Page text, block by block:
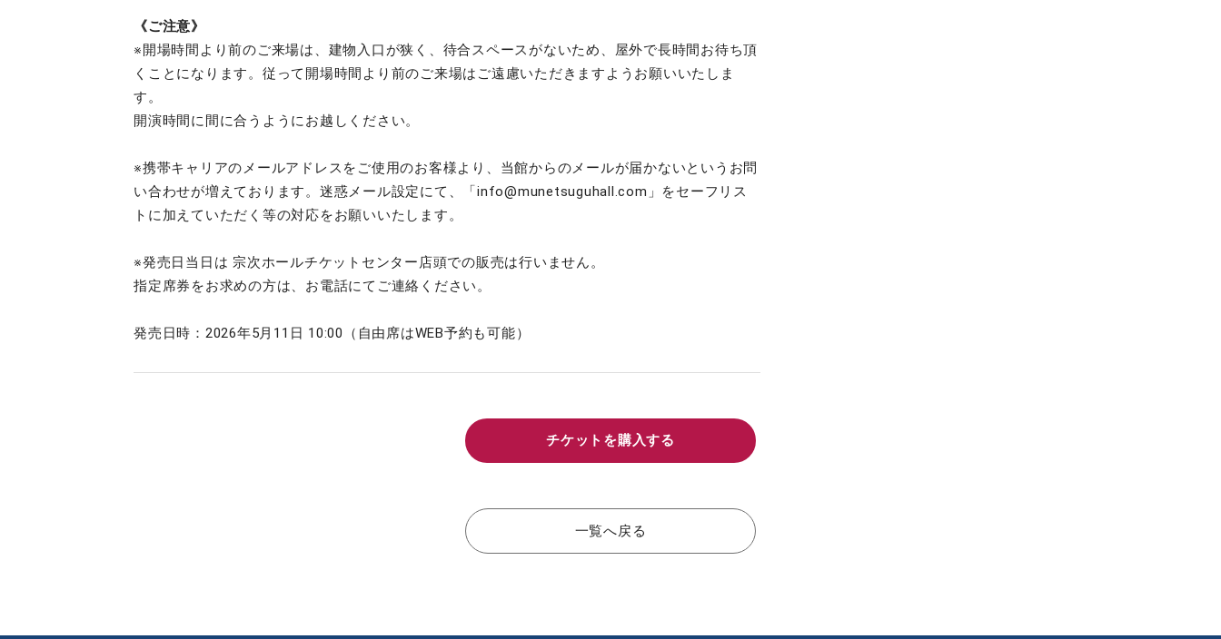
《ご注意》
※開場時間より前のご来場は、建物入口が狭く、待合スペースがないため、屋外で長時間お待ち頂
くことになります。従って開場時間より前のご来場はご遠慮いただきますようお願いいたしま
す。
開演時間に間に合うようにお越しください。
※携帯キャリアのメールアドレスをご使用のお客様より、当館からのメールが届かないというお問
い合わせが増えております。迷惑メール設定にて、「info@munetsuguhall.com」をセーフリス
トに加えていただく等の対応をお願いいたします。
※発売日当日は 宗次ホールチケットセンター店頭での販売は行いません。
指定席券をお求めの方は、お電話にてご連絡ください。
発売日時：2026年5月11日 10:00（自由席はWEB予約も可能）
チケットを購入する
一覧へ戻る